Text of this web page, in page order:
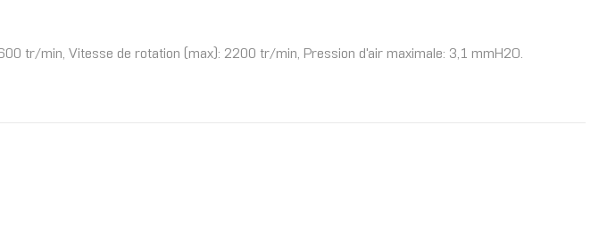
tr/min, Vitesse de rotation (max): 2200 tr/min, Pression d'air maximale: 3,1 mmH2O.